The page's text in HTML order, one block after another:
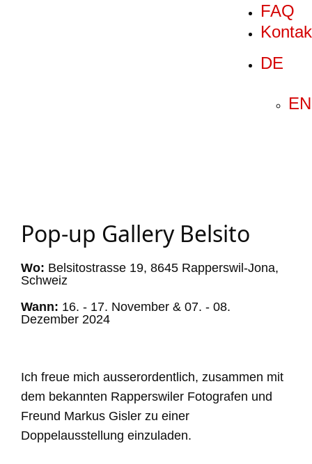
FAQ
DE
EN
Pop-up Gallery Belsito
Wo: Belsitostrasse 19, 8645 Rapperswil-Jona,
Schweiz
Wann: 16. - 17. November & 07. - 08.
Dezember 2024
Ich freue mich ausserordentlich, zusammen mit
dem bekannten Rapperswiler Fotografen und
Freund Markus Gisler zu einer
Doppelausstellung einzuladen.